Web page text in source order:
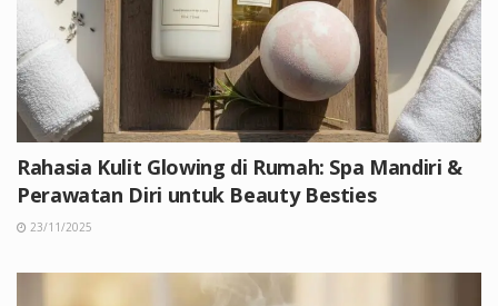
Rahasia Kulit Glowing di Rumah: Spa Mandiri &
Perawatan Diri untuk Beauty Besties
23/11/2025